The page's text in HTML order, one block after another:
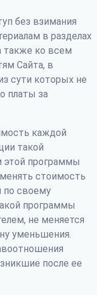
без взимания
в разделах
также ко всем
Сайта, в
сути которых не
платы за
каждой
такой
этой программы
стоимость
по своему
программы
не меняется
уменьшения.
после ее